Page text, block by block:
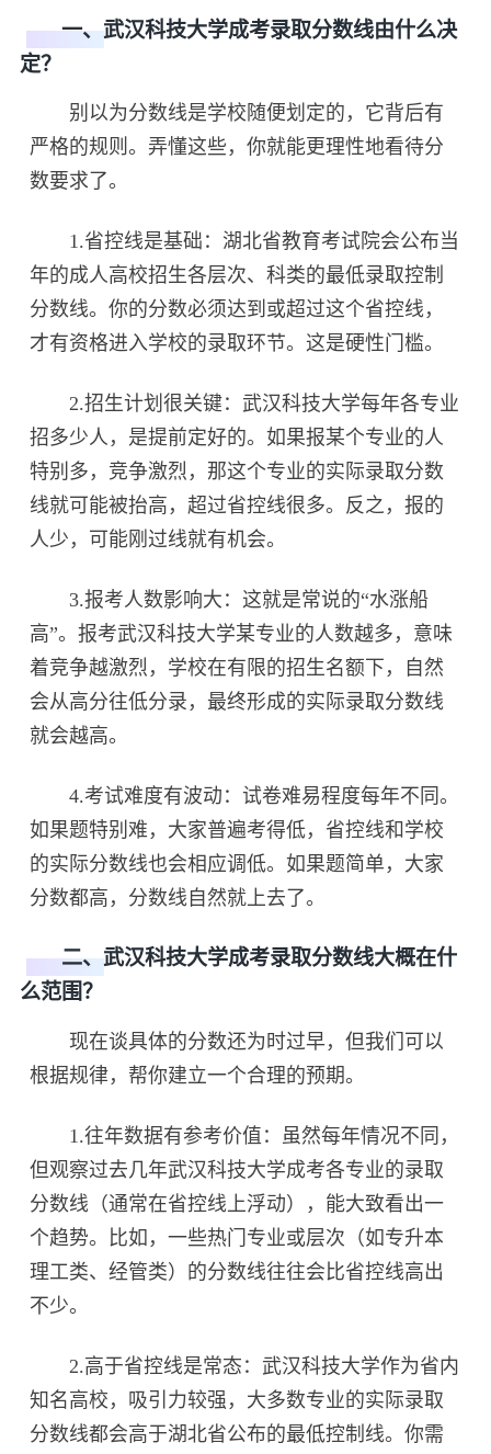
一、武汉科技大学成考录取分数线由什么决
定？
别以为分数线是学校随便划定的，它背后有
严格的规则。弄懂这些，你就能更理性地看待分
数要求了。
1.省控线是基础：湖北省教育考试院会公布当
年的成人高校招生各层次、科类的最低录取控制
分数线。你的分数必须达到或超过这个省控线，
才有资格进入学校的录取环节。这是硬性门槛。
2.招生计划很关键：武汉科技大学每年各专业
招多少人，是提前定好的。如果报某个专业的人
特别多，竞争激烈，那这个专业的实际录取分数
线就可能被抬高，超过省控线很多。反之，报的
人少，可能刚过线就有机会。
3.报考人数影响大：这就是常说的“水涨船
高”。报考武汉科技大学某专业的人数越多，意味
着竞争越激烈，学校在有限的招生名额下，自然
会从高分往低分录，最终形成的实际录取分数线
就会越高。
4.考试难度有波动：试卷难易程度每年不同。
如果题特别难，大家普遍考得低，省控线和学校
的实际分数线也会相应调低。如果题简单，大家
分数都高，分数线自然就上去了。
二、武汉科技大学成考录取分数线大概在什
么范围？
现在谈具体的分数还为时过早，但我们可以
根据规律，帮你建立一个合理的预期。
1.往年数据有参考价值：虽然每年情况不同，
但观察过去几年武汉科技大学成考各专业的录取
分数线（通常在省控线上浮动），能大致看出一
个趋势。比如，一些热门专业或层次（如专升本
理工类、经管类）的分数线往往会比省控线高出
不少。
2.高于省控线是常态：武汉科技大学作为省内
知名高校，吸引力较强，大多数专业的实际录取
分数线都会高于湖北省公布的最低控制线。你需